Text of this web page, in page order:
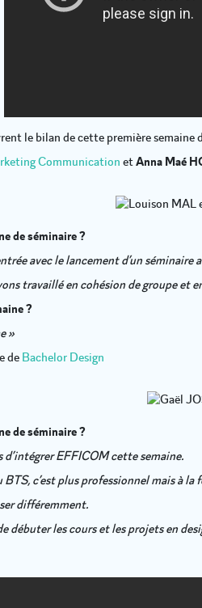
le bilan de cette première semaine
CommunicationetAnna Maé
de séminaire ?
avec le lancement d’un séminaire
travaillé en cohésion de groupe et
?
»
deBachelor Design
de séminaire ?
d’intégrer EFFICOM cette semaine.
c’est plus professionnel mais à la
différemment.
débuter les cours et les projets en